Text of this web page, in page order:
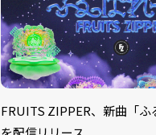
FRUITS ZIPPER、新曲「ふ